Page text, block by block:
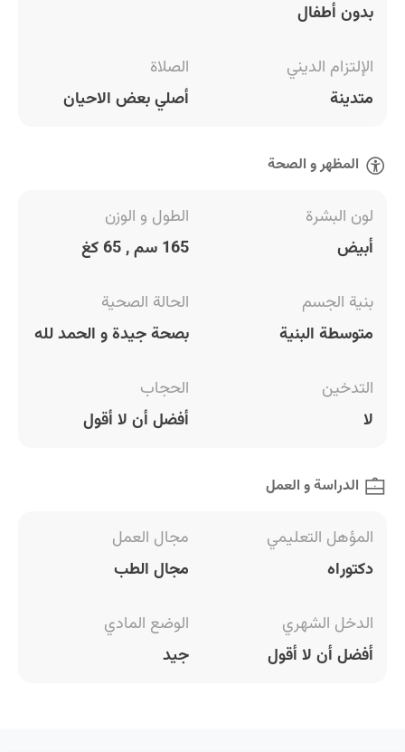
بدون أطفال
الإلتزام الديني
متدينة
الصلاة
أصلي بعض الاحيان
المظهر و الصحة
لون البشرة
أبيض
الطول و الوزن
165 سم , 65 كغ
بنية الجسم
متوسطة البنية
الحالة الصحية
بصحة جيدة و الحمد لله
التدخين
لا
الحجاب
أفضل أن لا أقول
الدراسة و العمل
المؤهل التعليمي
دكتوراه
مجال العمل
مجال الطب
الدخل الشهري
أفضل أن لا أقول
الوضع المادي
جيد